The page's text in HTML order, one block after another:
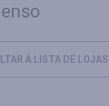
À LISTA DE LOJAS